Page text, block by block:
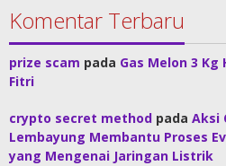
Komentar Terbaru
prize scam pada Gas Melon 3
Fitri
crypto secret method pada Aksi
Lembayung Membantu Proses
yang Mengenai Jaringan Listrik